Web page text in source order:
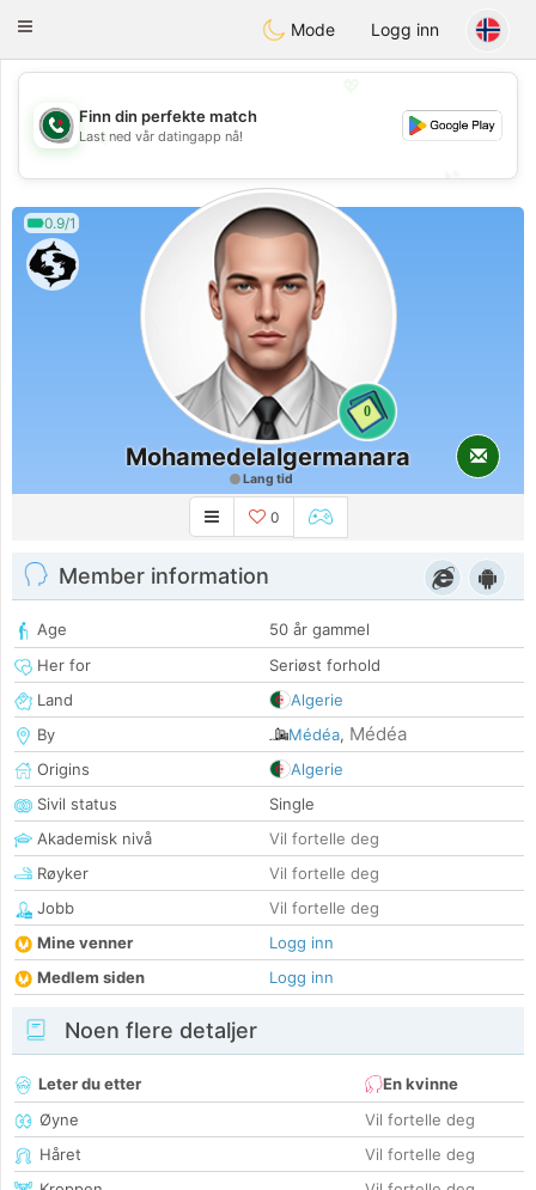
Weshrak
Toggle
Mode Logg inn
💖
💕
Finn din perfekte match
Last ned vår datingapp nå!
0.9/1
0
Mohamedelalgermanara
Lang tid
0
Member information
Age
50 år gammel
Her for
Seriøst forhold
Land
Algerie
By
Médéa, Médéa
Origins
Algerie
Sivil status
Single
Akademisk nivå
Vil fortelle deg
Røyker
Vil fortelle deg
Jobb
Vil fortelle deg
Mine venner
Logg inn
Medlem siden
Logg inn
Noen flere detaljer
Leter du etter
En kvinne
Øyne
Vil fortelle deg
Håret
Vil fortelle deg